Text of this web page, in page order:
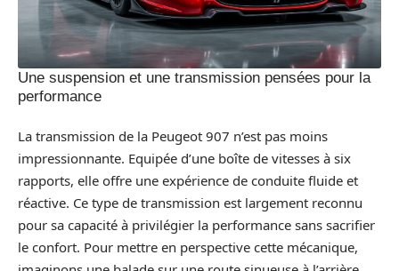
Une suspension et une transmission pensées pour la
performance
La transmission de la Peugeot 907 n’est pas moins
impressionnante. Equipée d’une boîte de vitesses à six
rapports, elle offre une expérience de conduite fluide et
réactive. Ce type de transmission est largement reconnu
pour sa capacité à privilégier la performance sans sacrifier
le confort. Pour mettre en perspective cette mécanique,